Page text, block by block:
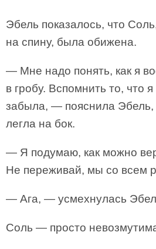
Эбель показалось, что
на спину, была обижена.
— Мне надо понять, как я
в гробу. Вспомнить то, что
забыла, — пояснила Эбель,
легла на бок.
— Я подумаю, как можно
Не переживай, мы со всем
— Ага, — усмехнулась
Соль — просто